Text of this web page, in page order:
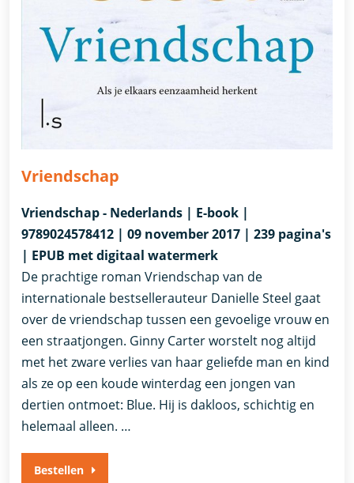
Vriendschap
Vriendschap - Nederlands | E-book |
9789024578412 | 09 november 2017 | 239 pagina's
| EPUB met digitaal watermerk
De prachtige roman Vriendschap van de
internationale bestsellerauteur Danielle Steel gaat
over de vriendschap tussen een gevoelige vrouw en
een straatjongen. Ginny Carter worstelt nog altijd
met het zware verlies van haar geliefde man en kind
als ze op een koude winterdag een jongen van
dertien ontmoet: Blue. Hij is dakloos, schichtig en
helemaal alleen. …
Bestellen